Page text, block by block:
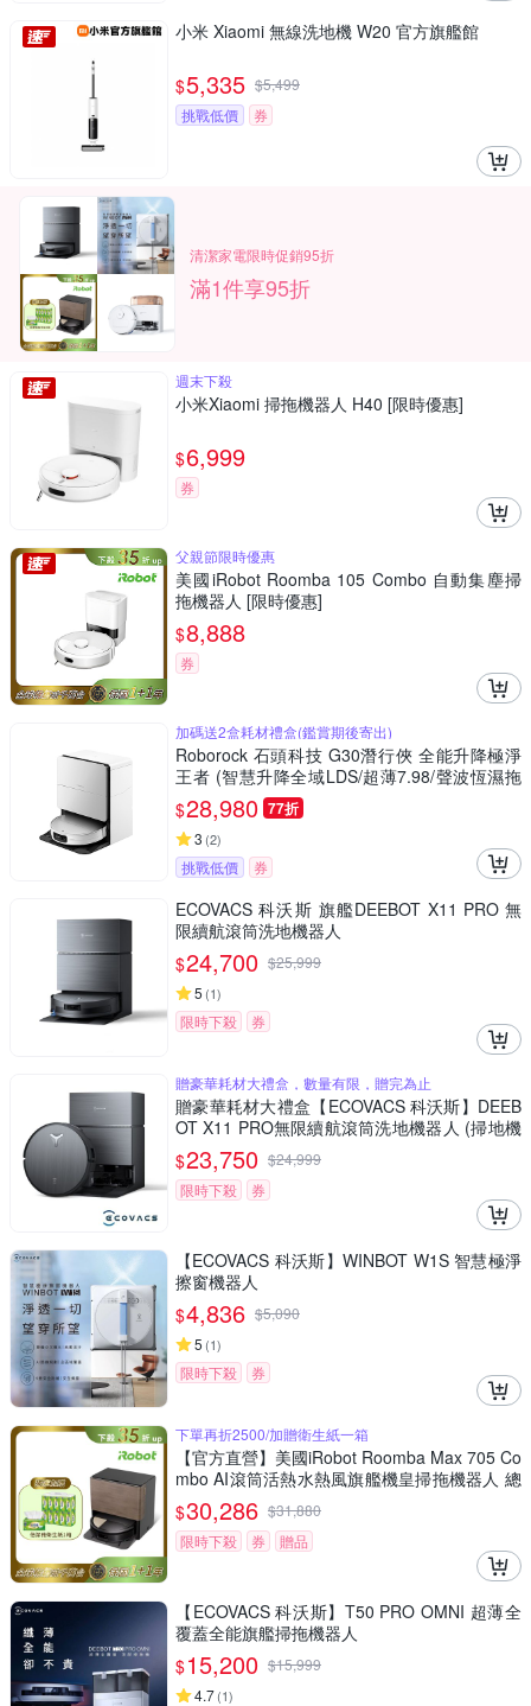
小米 Xiaomi 無線洗地機 W20 官方旗艦館
$5,335 $5,499
挑戰低價
券
清潔家電限時促銷95折
滿1件享95折
週末下殺
小米Xiaomi 掃拖機器人 H40 [限時優惠]
$6,999
券
父親節限時優惠
美國iRobot Roomba 105 Combo 自動集塵掃
拖機器人 [限時優惠]
$8,888
券
加碼送2盒耗材禮盒(鑑賞期後寄出)
Roborock 石頭科技 G30潛行俠 全能升降極淨
王者 (智慧升降全域LDS/超薄7.98/聲波恆濕拖
地/22000Pa)
$28,980 77折
3 (2)
挑戰低價 券
ECOVACS 科沃斯 旗艦DEEBOT X11 PRO 無
限續航滾筒洗地機器人
$24,700 $25,999
5 (1)
限時下殺 券
贈豪華耗材大禮盒，數量有限，贈完為止
贈豪華耗材大禮盒【ECOVACS 科沃斯】DEEB
OT X11 PRO無限續航滾筒洗地機器人 (掃地機
器人)
$23,750 $24,999
限時下殺
券
【ECOVACS 科沃斯】WINBOT W1S 智慧極淨
擦窗機器人
$4,836 $5,090
5 (1)
限時下殺 券
下單再折2500/加贈衛生紙一箱
【官方直營】美國iRobot Roomba Max 705 Co
mbo AI滾筒活熱水熱風旗艦機皇掃拖機器人 總
代理保固1+1年
$30,286 $31,880
限時下殺
券 贈品
【ECOVACS 科沃斯】T50 PRO OMNI 超薄全
覆蓋全能旗艦掃拖機器人
$15,200 $15,999
4.7(1)